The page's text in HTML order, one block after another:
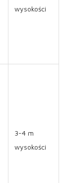
wysokości
3-4 m
wysokości